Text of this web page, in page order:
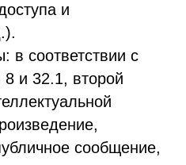
и
в соответствии с
и 32.1, второй
сообщение,